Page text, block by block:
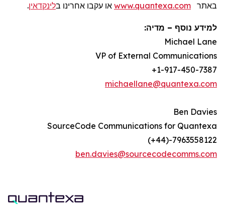
באתר www.quantexa.com או עקבו אחרינו בלינקדאין.
למידע נוסף – מדיה:
Michael Lane
VP of External Communications
+1-917-450-7387
michaellane@quantexa.com
Ben Davies
SourceCode Communications for Quantexa
(+44)-7963558122
ben.davies@sourcecodecomms.com